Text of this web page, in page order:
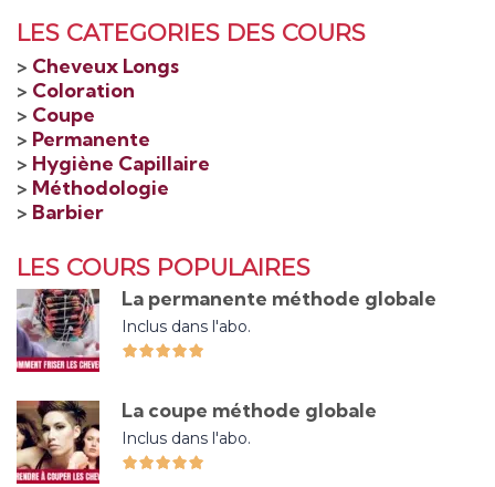
LES CATEGORIES DES COURS
> Cheveux Longs
> Coloration
> Coupe
> Permanente
> Hygiène Capillaire
> Méthodologie
> Barbier
LES COURS POPULAIRES
La permanente méthode globale
Inclus dans l'abo.
La coupe méthode globale
Inclus dans l'abo.